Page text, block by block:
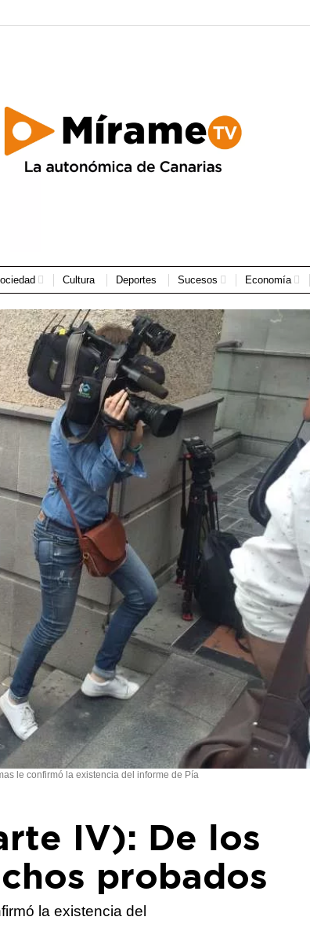
Cultura Deportes Sucesos Economía
le confirmó la existencia del informe de Pía
IV): De los
probados
la existencia del